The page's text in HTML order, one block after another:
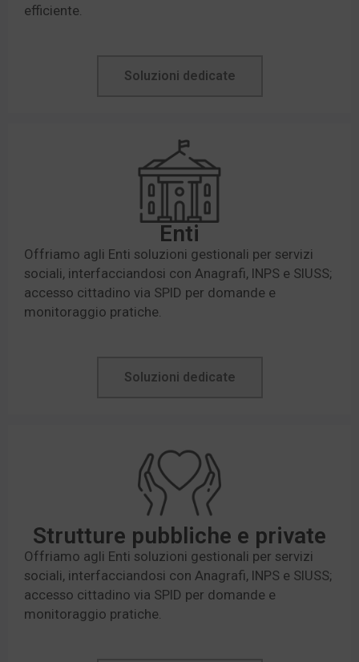
efficiente.
Soluzioni dedicate
Enti
Offriamo agli Enti soluzioni gestionali per servizi
sociali, interfacciandosi con Anagrafi, INPS e SIUSS;
accesso cittadino via SPID per domande e
monitoraggio pratiche.
Soluzioni dedicate
Strutture pubbliche e private
Offriamo agli Enti soluzioni gestionali per servizi
sociali, interfacciandosi con Anagrafi, INPS e SIUSS;
accesso cittadino via SPID per domande e
monitoraggio pratiche.